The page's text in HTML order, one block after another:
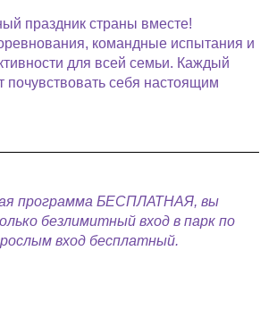
праздник страны вместе!
командные испытания и
для всей семьи. Каждый
почувствовать себя настоящим
программа БЕСПЛАТНАЯ, вы
безлимитный вход в парк по
вход бесплатный.